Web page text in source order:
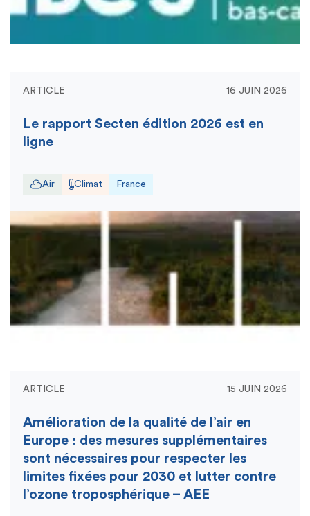
ARTICLE 16 JUIN 2026
Le rapport Secten édition 2026 est en
ligne
Air Climat France
ARTICLE 15 JUIN 2026
Amélioration de la qualité de l’air en
Europe : des mesures supplémentaires
sont nécessaires pour respecter les
limites fixées pour 2030 et lutter contre
l’ozone troposphérique – AEE